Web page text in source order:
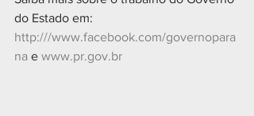
do Estado em:
http:///www.facebook.com/governopara
na e www.pr.gov.br